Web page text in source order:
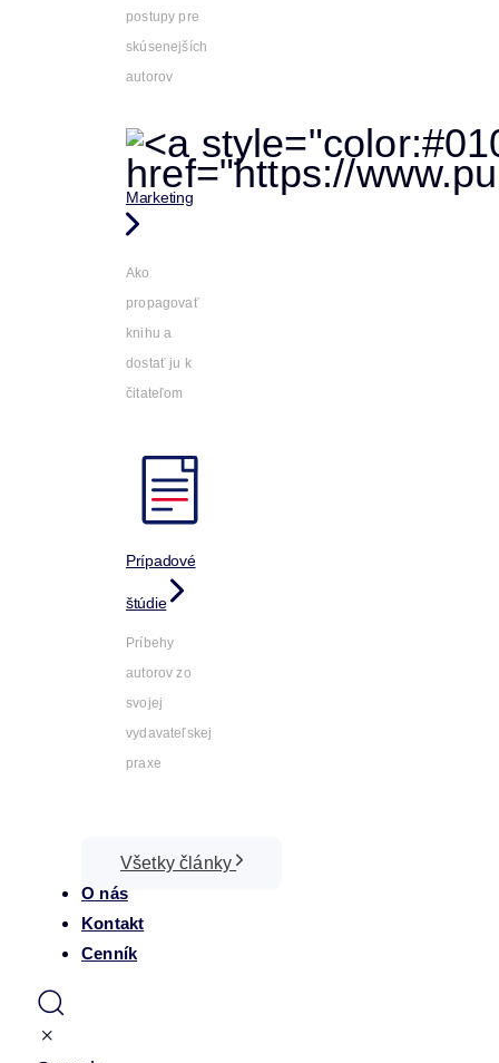
postupy pre
skúsenejších
autorov
Marketing
Ako
propagovať
knihu a
dostať ju k
čitateľom
Prípadové
štúdie
Príbehy
autorov zo
svojej
vydavateľskej
praxe
Všetky články
O nás
Kontakt
Cenník